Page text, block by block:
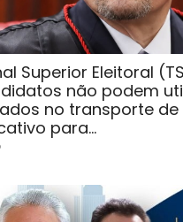
Superior Eleitoral
não podem
no transporte
para…